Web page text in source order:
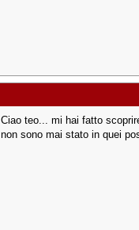
Ciao teo... mi hai fatto
non sono mai stato in quei